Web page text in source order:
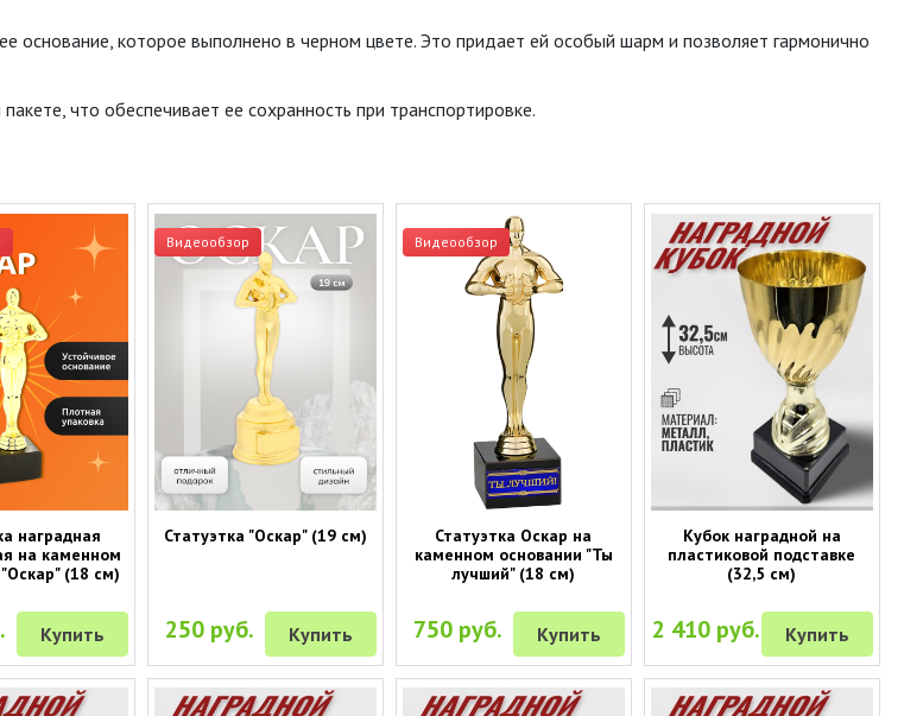
основание, которое выполнено в черном цвете. Это придает ей особый шарм и позволяет гармонично
что обеспечивает ее сохранность при транспортировке.
наградная
на каменном
(18 см)
Купить
Видеообзор
Статуэтка "Оскар" (19 см)
250 руб. Купить
Видеообзор
Статуэтка Оскар на
каменном основании "Ты
лучший" (18 см)
750 руб. Купить
Кубок наградной на
пластиковой подставке
(32,5 см)
2 410 руб. Купить